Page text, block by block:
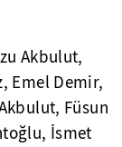
Akbulut,
Emel Demir,
Füsun
İsmet